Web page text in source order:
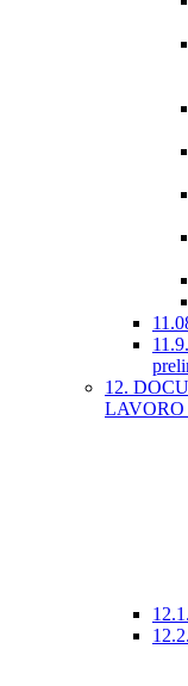
12.